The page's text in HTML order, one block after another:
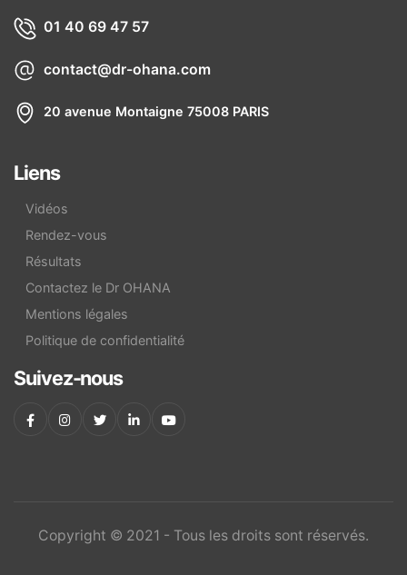
01 40 69 47 57
contact@dr-ohana.com
20 avenue Montaigne 75008 PARIS
Liens
Vidéos
Rendez-vous
Résultats
Contactez le Dr OHANA
Mentions légales
Politique de confidentialité
Suivez-nous
Copyright © 2021 - Tous les droits sont réservés.